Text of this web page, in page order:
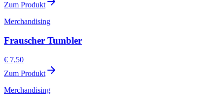
Zum Produkt
Merchandising
Frauscher Tumbler
€ 7,50
Zum Produkt
Merchandising